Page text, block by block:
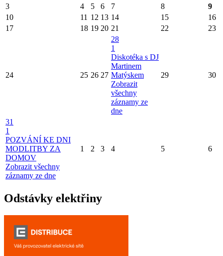
3 4 5 6 7 8
9
10
11 12 13 14 15
16
17
18 19 20 21 22 23
24 25 26 27
28
1
Diskotéka s DJ
Martinem
Matýskem
Zobrazit
všechny
záznamy ze
dne
29 30
31
1
POZVÁNÍ KE DNI
MODLITBY ZA
DOMOV
Zobrazit všechny
záznamy ze dne
1 2 3 4 5 6
Odstávky elektřiny